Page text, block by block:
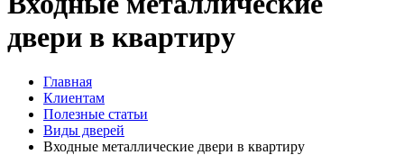
двери в квартиру
Главная
Клиентам
Полезные статьи
Виды дверей
Входные металлические двери в квартиру